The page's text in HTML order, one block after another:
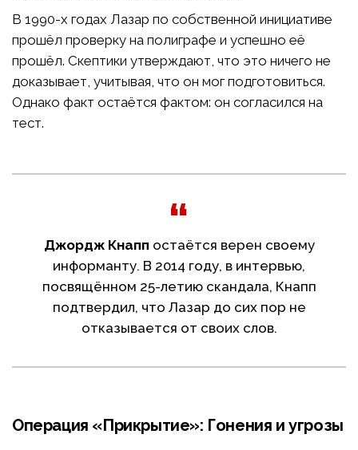
В 1990-х годах Лазар по собственной инициативе
прошёл проверку на полиграфе и успешно её
прошёл. Скептики утверждают, что это ничего не
доказывает, учитывая, что он мог подготовиться.
Однако факт остаётся фактом: он согласился на
тест.
Джордж Кнапп остаётся верен своему
информанту. В 2014 году, в интервью,
посвящённом 25-летию скандала, Кнапп
подтвердил, что Лазар до сих пор не
отказывается от своих слов.
Операция «Прикрытие»: Гонения и угрозы